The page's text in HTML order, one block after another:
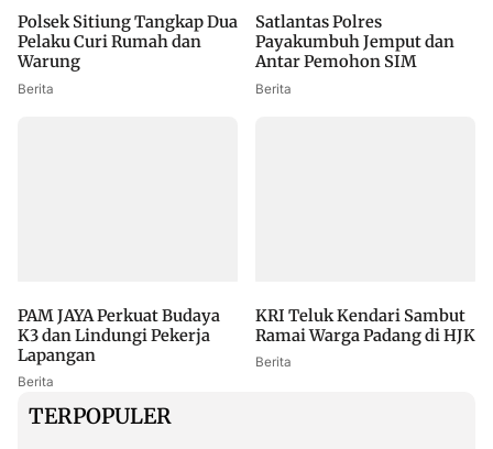
Polsek Sitiung Tangkap Dua
Pelaku Curi Rumah dan
Warung
Berita
Satlantas Polres
Payakumbuh Jemput dan
Antar Pemohon SIM
Berita
PAM JAYA Perkuat Budaya
K3 dan Lindungi Pekerja
Lapangan
Berita
KRI Teluk Kendari Sambut
Ramai Warga Padang di HJK
Berita
TERPOPULER